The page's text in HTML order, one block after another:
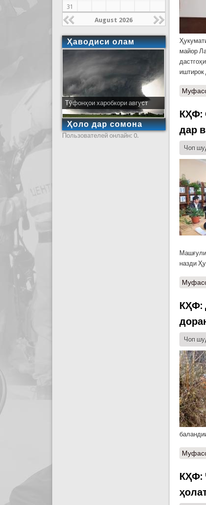
майор
КҲФ:
дар
Чоп
назди
КҲФ:
Чоп
КҲФ:
31
August 2026
Ҳаводиси олам
Тӯфонҳои харобкори август
Ҳоло дар сомона
Пользователей онлайн: 0.